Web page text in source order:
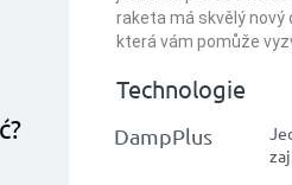
raketa má skvělý nový
která vám pomůže
Technologie
DampPlus